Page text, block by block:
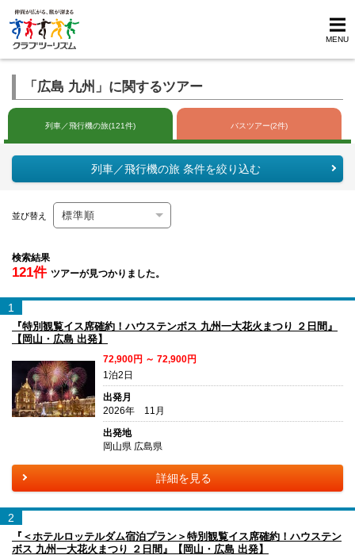
MENU
「広島 九州」に関するツアー
列車／飛行機の旅(121件) バスツアー(2件)
列車／飛行機の旅 条件を絞り込む
並び替え
検索結果
121件 ツアーが見つかりました。
1
『特別観覧イス席確約！ハウステンボス 九州一大花火まつり ２日間』
【岡山・広島 出発】
72,900円 ～ 72,900円
1泊2日
出発月
2026年 11月
出発地
岡山県 広島県
詳細を見る
2
『＜ホテルロッテルダム宿泊プラン＞特別観覧イス席確約！ハウステン
ボス 九州一大花火まつり ２日間』【岡山・広島 出発】